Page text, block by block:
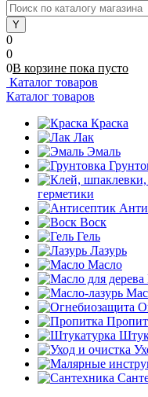
0
0
0В корзине пока пусто
Каталог товаров
Каталог товаров
Краска
Лак
Эмаль
герметики
Воск
Гель
Лазурь
Масло